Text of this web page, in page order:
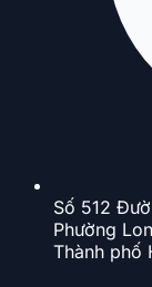
Số 512
Phường
Thành phố